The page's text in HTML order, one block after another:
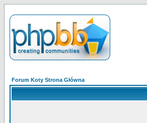
Forum Koty Strona Główna